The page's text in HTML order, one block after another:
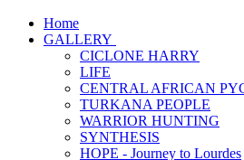
Home
GALLERY
CICLONE HARRY
LIFE
CENTRAL AFRICAN
TURKANA PEOPLE
WARRIOR HUNTING
SYNTHESIS
HOPE - Journey to Lourdes